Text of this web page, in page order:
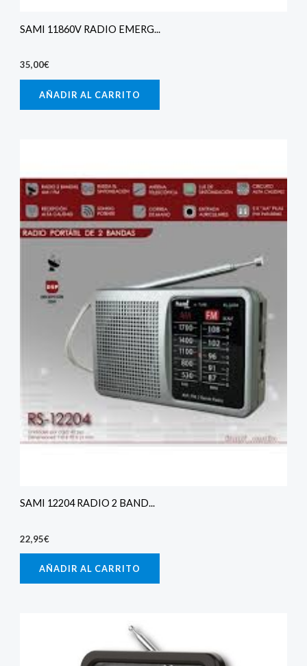
SAMI 11860V RADIO EMERG...
35,00€
AÑADIR AL CARRITO
SAMI 12204 RADIO 2 BAND...
22,95€
AÑADIR AL CARRITO